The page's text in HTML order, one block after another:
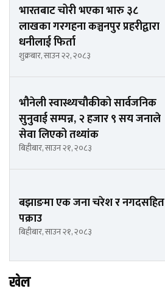
भारतबाट चोरी भएका भारु ३८
लाखका गरगहना कञ्चनपुर प्रहरीद्वारा
धनीलाई फिर्ता
शुक्रबार, साउन २२, २०८३
भौनेली स्वास्थ्यचौकीको सार्वजनिक
सुनुवाई सम्पन्न, २ हजार ९ सय जनाले
सेवा लिएको तथ्यांक
बिहीबार, साउन २१, २०८३
बझाङमा एक जना चरेश र नगदसहित
पक्राउ
बिहीबार, साउन २१, २०८३
खेल